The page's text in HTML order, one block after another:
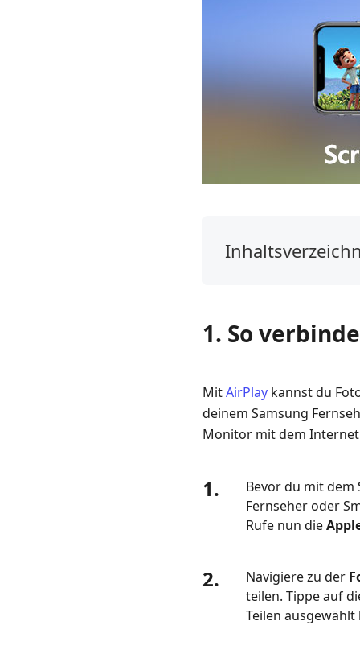
Sie
mit
Samsung
vom
iPhone
Samsung
TV
ohne
1. So
MitAirPlay kannst du
deinem Samsung
Monitor mit dem Internet
1. Bevor du mit dem
Fernseher oder
Rufe nun die
2. Navigiere zu der
teilen. Tippe auf
Teilen ausgewählt